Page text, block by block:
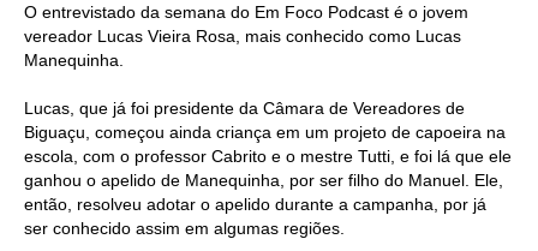
O entrevistado da semana do Em Foco Podcast é o jovem
vereador Lucas Vieira Rosa, mais conhecido como Lucas
Manequinha.
Lucas, que já foi presidente da Câmara de Vereadores de
Biguaçu, começou ainda criança em um projeto de capoeira na
escola, com o professor Cabrito e o mestre Tutti, e foi lá que ele
ganhou o apelido de Manequinha, por ser filho do Manuel. Ele,
então, resolveu adotar o apelido durante a campanha, por já
ser conhecido assim em algumas regiões.